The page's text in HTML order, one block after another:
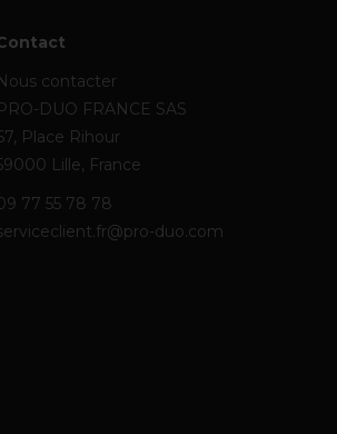
contacter
DUO FRANCE SAS
Place Rihour
Lille, France
77 55 78 78
duo.com